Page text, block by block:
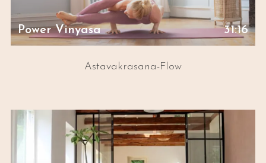
Power Vinyasa 31:16
Astavakrasana-Flow